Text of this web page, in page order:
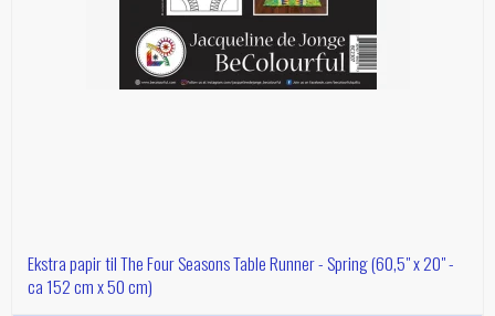
Ekstra papir til The Four Seasons Table Runner - Spring (60,5" x 20" -
ca 152 cm x 50 cm)